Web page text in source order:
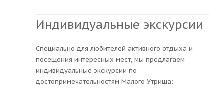
Индивидуальные экскурсии
Специально для любителей активного отдыха и
посещения интересных мест, мы предлагаем
индивидуальные экскурсии по
достопримечательностям Малого Утриша: